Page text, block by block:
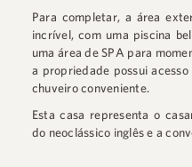
Para completar, a área
incrível, com uma piscina
uma área de SPA para
a propriedade possui
chuveiro conveniente.
Esta casa representa o
do neoclássico inglês e a